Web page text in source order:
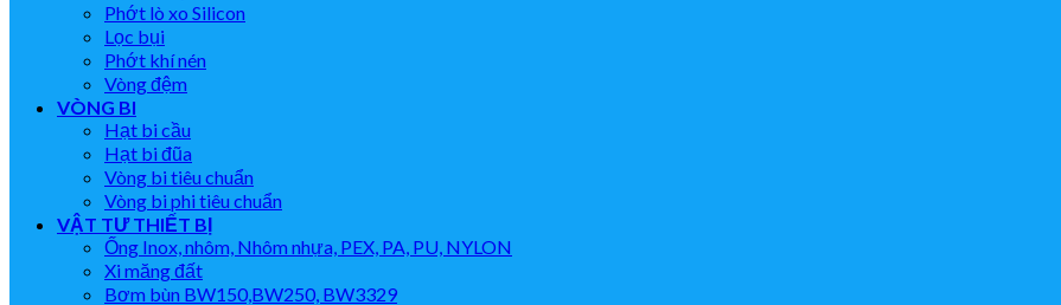
Phớt lò xo Silicon
Lọc bụi
Phớt khí nén
Vòng đệm
VÒNG BI
Hạt bi cầu
Hạt bi đũa
Vòng bi tiêu chuẩn
Vòng bi phi tiêu chuẩn
VẬT TƯ THIẾT BỊ
Ống Inox, nhôm, Nhôm nhựa, PEX, PA, PU, NYLON
Xi măng đất
Bơm bùn BW150,BW250, BW3329